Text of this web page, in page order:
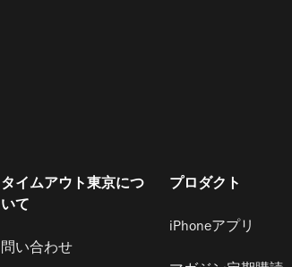
タイムアウト東京につ
いて
問い合わせ
プロダクト
iPhoneアプリ